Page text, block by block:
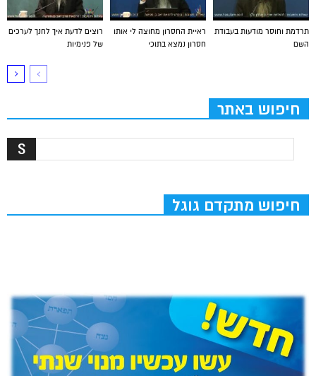
רוצים לדעת איך לחנך לערכים
של פנימיות
ראיית החסרון מחוצה לי אותו
חסרון נמצא בתוכי
תרדמת וחוסר מודעות בעבודת
השם
חיפוש באתר
חיפוש מתקדם גוגל